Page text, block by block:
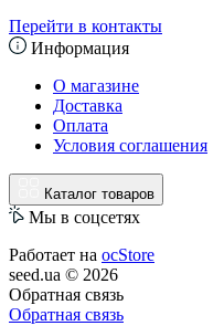
Перейти в контакты
Информация
О магазине
Доставка
Оплата
Условия соглашения
Каталог товаров
Мы в соцсетях
Работает на ocStore
seed.ua © 2026
Обратная связь
Обратная связь